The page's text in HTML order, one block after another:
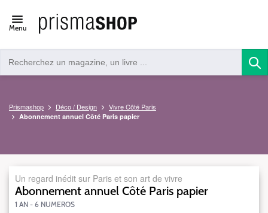
Open/close
navigation
Menu
Prismashop Déco / Design Vivre Côté Paris
Abonnement annuel Côté Paris papier
Un regard inédit sur Paris et son art de vivre
Abonnement annuel Côté Paris papier
1 AN - 6 NUMEROS